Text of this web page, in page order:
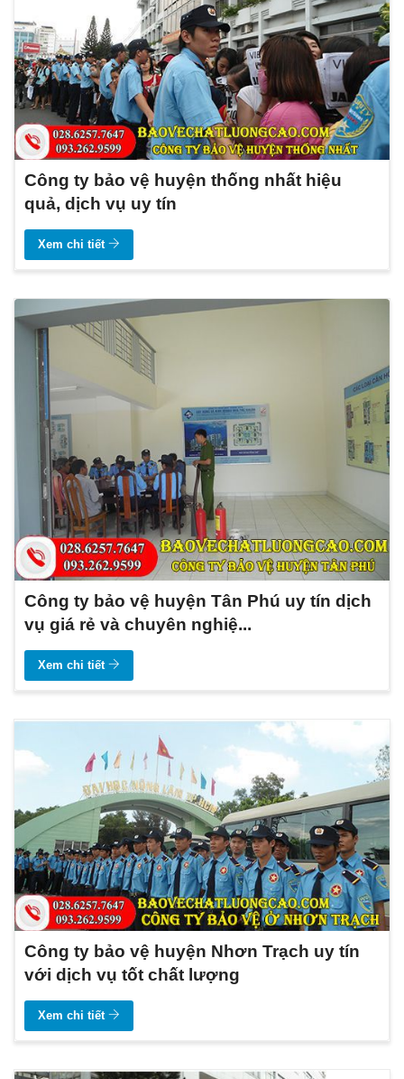
Công ty bảo vệ huyện thống nhất hiệu
quả, dịch vụ uy tín
Xem chi tiết
Công ty bảo vệ huyện Tân Phú uy tín dịch
vụ giá rẻ và chuyên nghiệ...
Xem chi tiết
Công ty bảo vệ huyện Nhơn Trạch uy tín
với dịch vụ tốt chất lượng
Xem chi tiết